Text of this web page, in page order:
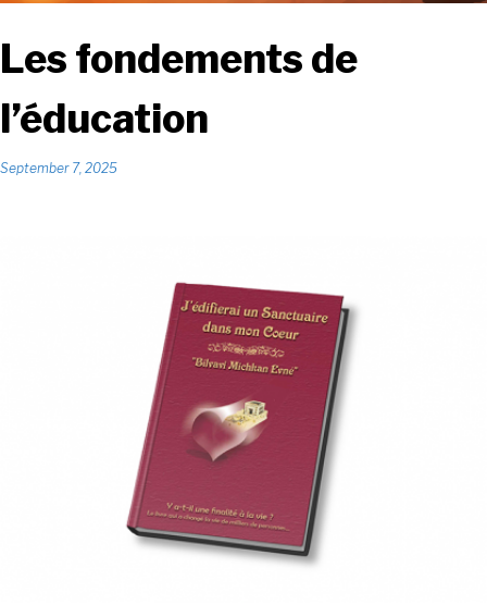
Les fondements de
l’éducation
September 7, 2025